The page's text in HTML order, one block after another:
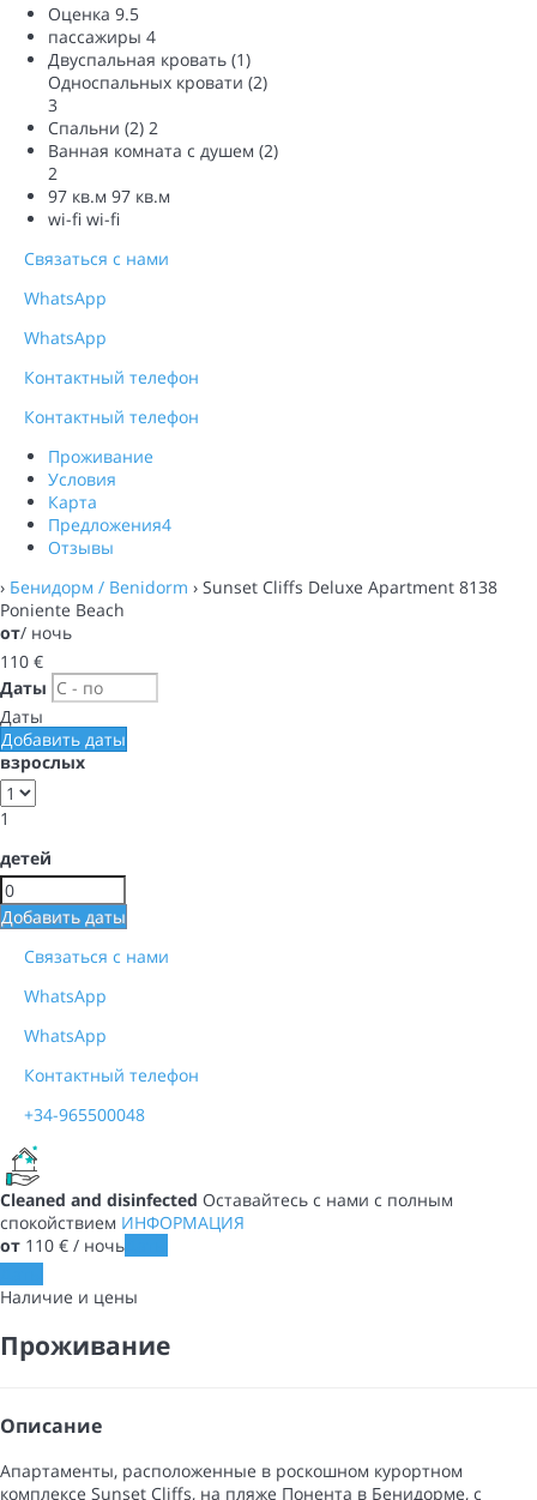
Оценка 9.5
пассажиры 4
Двуспальная кровать (1)
Односпальных кровати (2)
3
Спальни (2) 2
Ванная комната с душем (2)
2
97 кв.м 97 кв.м
wi-fi wi-fi
Связаться с нами
WhatsApp
WhatsApp
Контактный телефон
Контактный телефон
Проживание
Условия
Карта
Предложения4
Отзывы
› Бенидорм / Benidorm › Sunset Cliffs Deluxe Apartment 8138
Poniente Beach
от/ ночь
110 €
Даты
Даты
Добавить даты
взрослых
1
детей
Добавить даты
Связаться с нами
WhatsApp
WhatsApp
Контактный телефон
+34-965500048
Cleaned and disinfected Оставайтесь с нами с полным
спокойствием ИНФОРМАЦИЯ
от 110 € / ночь
Наличие и цены
Проживание
Описание
Апартаменты, расположенные в роскошном курортном
комплексе Sunset Cliffs, на пляже Понента в Бенидорме, с